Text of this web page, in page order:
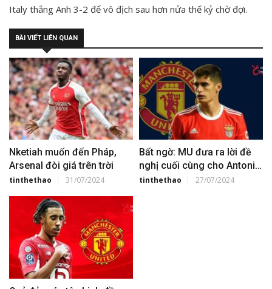
Italy thắng Anh 3-2 để vô địch sau hơn nửa thế kỷ chờ đợi.
BÀI VIẾT LIÊN QUAN
Nketiah muốn đến Pháp,
Arsenal đòi giá trên trời
tinthethao 31/07/2024
Bất ngờ: MU đưa ra lời đề
nghị cuối cùng cho Antonio
Silva
tinthethao 27/07/2024